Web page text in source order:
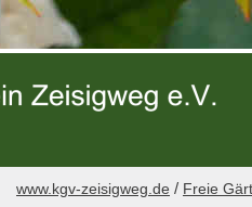
www.kgv-zeisigweg.de / Freie